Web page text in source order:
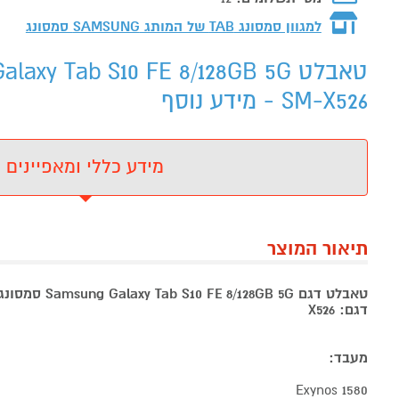
למגוון סמסונג TAB של המותג
SAMSUNG סמסונג
SM-X526 - מידע נוסף
מידע כללי ומאפיינים
תיאור המוצר
טאבלט דגם Samsung Galaxy Tab S10 FE 8/128GB 5G סמסונג תכלת
דגם: X526
מעבד:
Exynos 1580